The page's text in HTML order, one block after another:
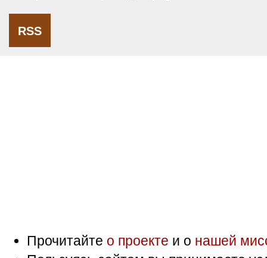
RSS
Прочитайте о проекте и о нашей